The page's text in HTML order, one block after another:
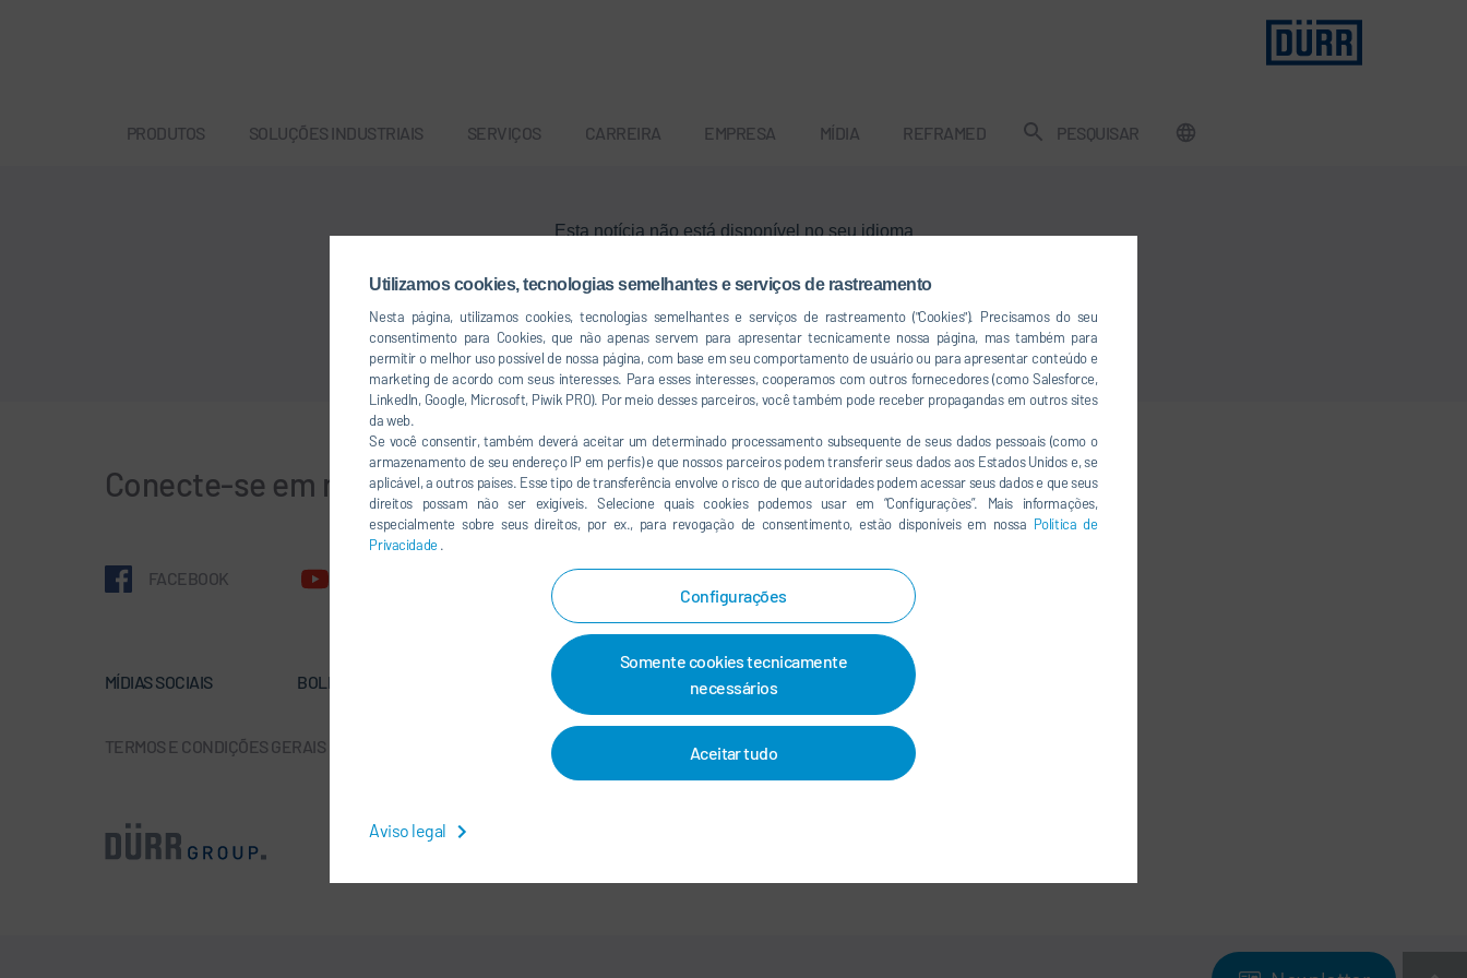
Utilizamos cookies, tecnologias semelhantes e serviços de rastreamento
Nesta página, utilizamos cookies, tecnologias semelhantes e serviços de rastreamento ("Cookies"). Precisamos do seu
consentimento para Cookies, que não apenas servem para apresentar tecnicamente nossa página, mas também para
permitir o melhor uso possível de nossa página, com base em seu comportamento de usuário ou para apresentar conteúdo e
marketing de acordo com seus interesses. Para esses interesses, cooperamos com outros fornecedores (como Salesforce,
LinkedIn, Google, Microsoft, Piwik PRO). Por meio desses parceiros, você também pode receber propagandas em outros sites
da web.
Se você consentir, também deverá aceitar um determinado processamento subsequente de seus dados pessoais (como o
armazenamento de seu endereço IP em perfis) e que nossos parceiros podem transferir seus dados aos Estados Unidos e, se
aplicável, a outros países. Esse tipo de transferência envolve o risco de que autoridades podem acessar seus dados e que seus
direitos possam não ser exigíveis. Selecione quais cookies podemos usar em “Configurações”. Mais informações,
especialmente sobre seus direitos, por ex., para revogação de consentimento, estão disponíveis em nossa Política de
Privacidade .
Configurações
Somente cookies tecnicamente
necessários
Aceitar tudo
Aviso legal
PRODUTOS SOLUÇÕES INDUSTRIAIS SERVIÇOS CARREIRA EMPRESA MÍDIA REFRAMED PESQUISAR
Esta notícia não está disponível no seu idioma
Voltar ao menu principal
Conecte-se em rede conosco
FACEBOOK LINKEDIN
MÍDIAS SOCIAIS BOLETÍN DE NOTICIAS CONTATO/LOCALIDADES
TERMOS E CONDIÇÕES GERAIS IMPRIMIR MAPA DO SITE - INTEGRITY LINE